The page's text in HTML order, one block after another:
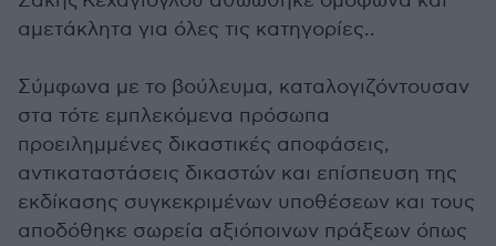
αμετάκλητα για όλες τις κατηγορίες..
Σύμφωνα με το βούλευμα, καταλογιζόντουσαν
στα τότε εμπλεκόμενα πρόσωπα
προειλημμένες δικαστικές αποφάσεις,
αντικαταστάσεις δικαστών και επίσπευση της
εκδίκασης συγκεκριμένων υποθέσεων και τους
αποδόθηκε σωρεία αξιόποινων πράξεων όπως